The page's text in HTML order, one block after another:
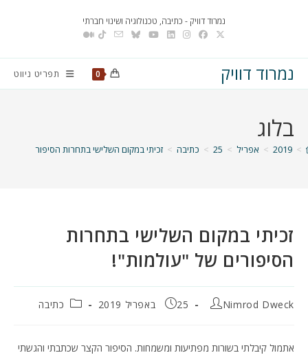
נמרוד דוויק - כתיבה, טכנולוגיה ושינוי חברתי
נמרוד דוויק 0 תפריט ניווט
בלוג
>
2019
> אפריל >
25
> כתיבה > זכיתי במקום השלישי בתחרות הסיפורים של
זכיתי במקום השלישי בתחרות
הסיפורים של "עולמות"!
מחבר:
Nimrod Dweck פורסם:
25 באפריל 2019 קטגוריה:
כתיבה
אתמול קיבלתי בשורות מפתיעות ומשמחות. הסיפור הקצר שכתבתי והגשתי